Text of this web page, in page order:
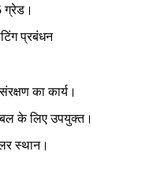
ग्रेड।
प्रबंधन
का कार्य।
के लिए उपयुक्त।
स्थान।